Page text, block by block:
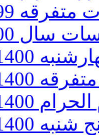
متفرقه 99
سال 1400
1400
1400
1400
1400